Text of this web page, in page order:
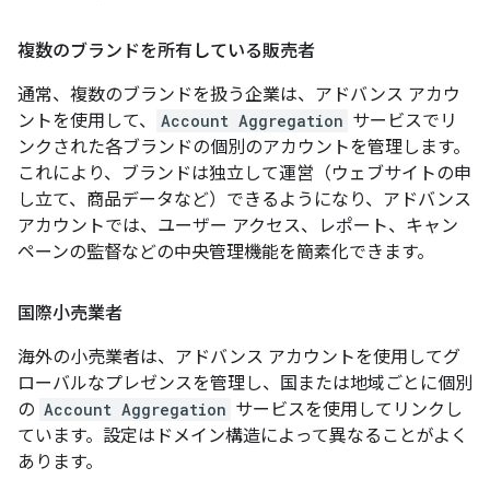
複数のブランドを所有している販売者
通常、複数のブランドを扱う企業は、アドバンス アカウ
ントを使用して、
Account Aggregation サービスでリ
ンクされた各ブランドの個別のアカウントを管理します。
これにより、ブランドは独立して運営（ウェブサイトの申
し立て、商品データなど）できるようになり、アドバンス
アカウントでは、ユーザー アクセス、レポート、キャン
ペーンの監督などの中央管理機能を簡素化できます。
国際小売業者
海外の小売業者は、アドバンス アカウントを使用してグ
ローバルなプレゼンスを管理し、国または地域ごとに個別
の Account Aggregation サービスを使用してリンクし
ています。設定はドメイン構造によって異なることがよく
あります。